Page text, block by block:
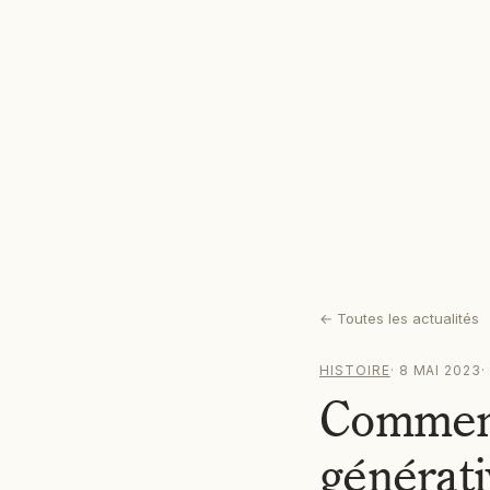
← Toutes les actualités
HISTOIRE· 8 MAI 2023 ·